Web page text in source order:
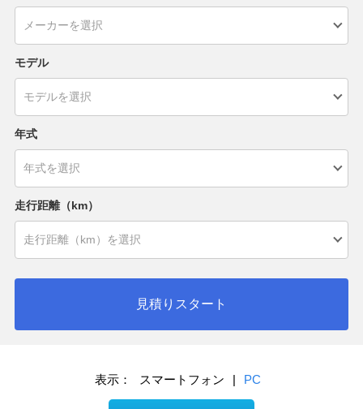
モデル
年式
走行距離（km）
見積りスタート
表示： スマートフォン | PC